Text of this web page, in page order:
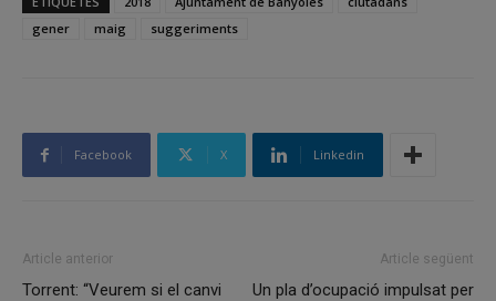
gener
maig suggeriments
Facebook X Linkedin
Article anterior
Torrent: “Veurem si el canvi
Article següent
Un pla d’ocupació impulsat per